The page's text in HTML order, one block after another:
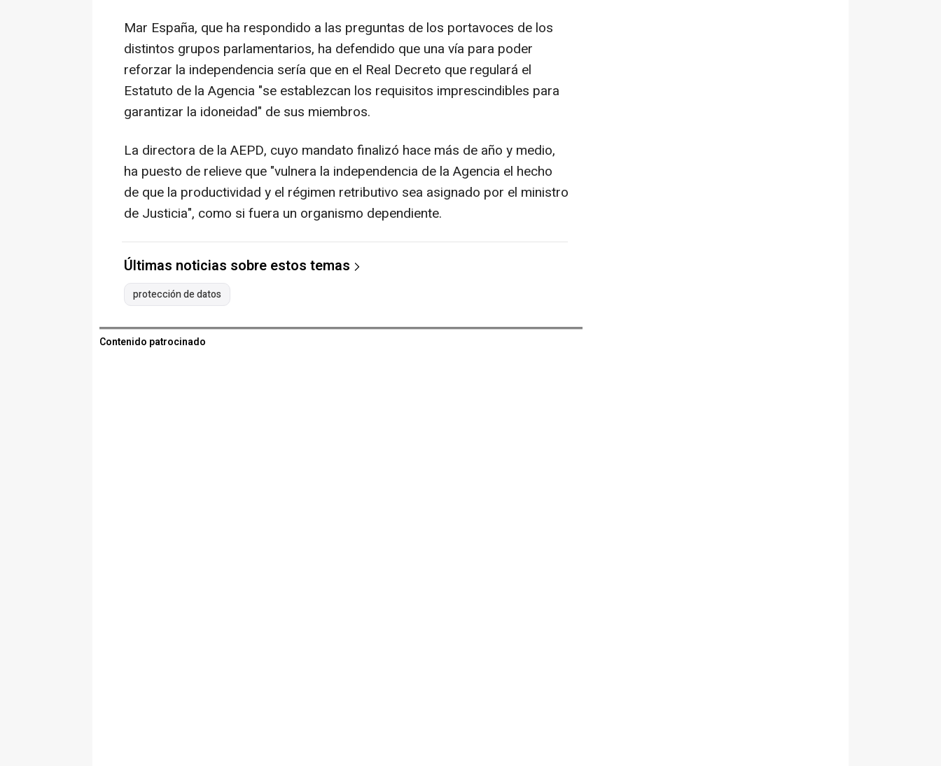
Mar España, que ha respondido a las preguntas de los portavoces de los
distintos grupos parlamentarios, ha defendido que una vía para poder
reforzar la independencia sería que en el Real Decreto que regulará el
Estatuto de la Agencia "se establezcan los requisitos imprescindibles para
garantizar la idoneidad" de sus miembros.
La directora de la AEPD, cuyo mandato finalizó hace más de año y medio,
ha puesto de relieve que "vulnera la independencia de la Agencia el hecho
de que la productividad y el régimen retributivo sea asignado por el ministro
de Justicia", como si fuera un organismo dependiente.
Últimas noticias sobre estos temas
protección de datos
Contenido patrocinado